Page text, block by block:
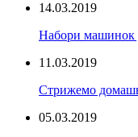
14.03.2019
Набори машинок
11.03.2019
Стрижемо
05.03.2019